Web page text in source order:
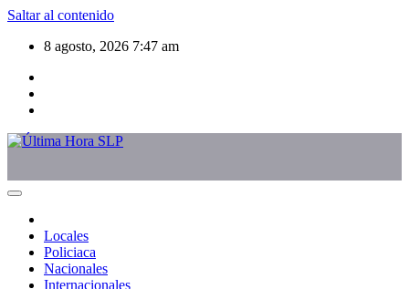
Saltar al contenido
8 agosto, 2026 7:47 am
Locales
Policiaca
Nacionales
Internacionales